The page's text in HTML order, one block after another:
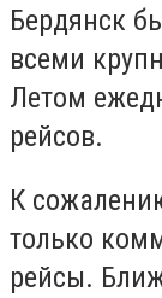
Бердянск
всеми
Летом
рейсов.
К
только
рейсы.